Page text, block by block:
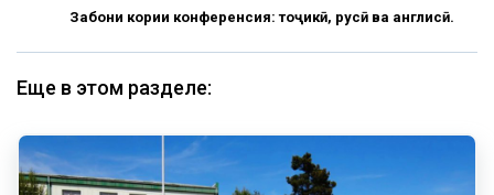
Забони кории конференсия: тоҷикӣ, русӣ ва англисӣ.
Еще в этом разделе: